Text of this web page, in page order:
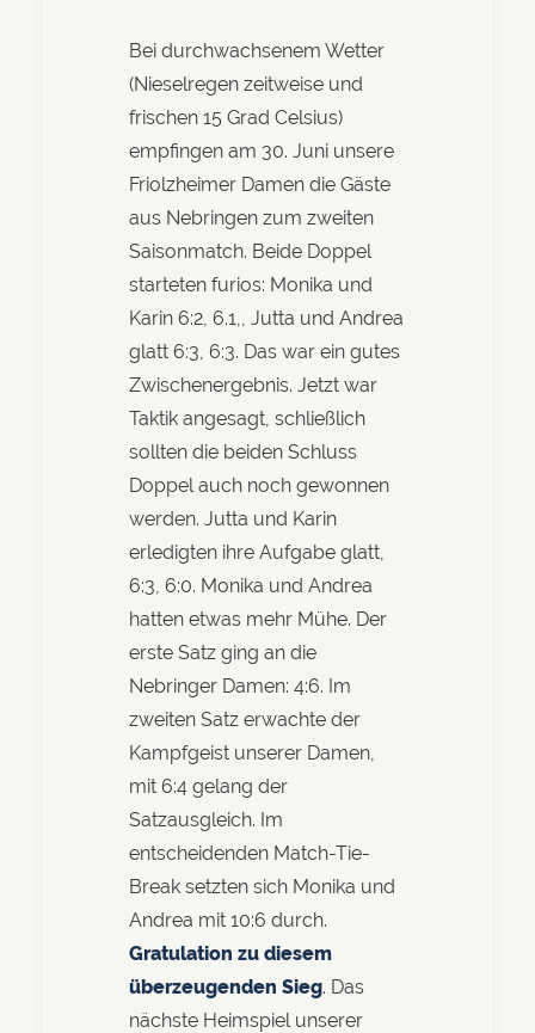
Bei durchwachsenem Wetter
(Nieselregen zeitweise und
frischen 15 Grad Celsius)
empfingen am 30. Juni unsere
Friolzheimer Damen die Gäste
aus Nebringen zum zweiten
Saisonmatch. Beide Doppel
starteten furios: Monika und
Karin 6:2, 6.1,, Jutta und Andrea
glatt 6:3, 6:3. Das war ein gutes
Zwischenergebnis. Jetzt war
Taktik angesagt, schließlich
sollten die beiden Schluss
Doppel auch noch gewonnen
werden. Jutta und Karin
erledigten ihre Aufgabe glatt,
6:3, 6:0. Monika und Andrea
hatten etwas mehr Mühe. Der
erste Satz ging an die
Nebringer Damen: 4:6. Im
zweiten Satz erwachte der
Kampfgeist unserer Damen,
mit 6:4 gelang der
Satzausgleich. Im
entscheidenden Match-Tie-
Break setzten sich Monika und
Andrea mit 10:6 durch.
Gratulation zu diesem
überzeugenden Sieg. Das
nächste Heimspiel unserer